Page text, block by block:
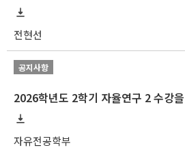
전현선
공지사항
자유전공학부